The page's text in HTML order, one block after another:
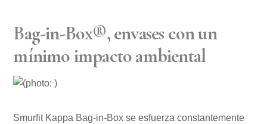
Bag-in-Box®, envases con un
mínimo impacto ambiental
Smurfit Kappa Bag-in-Box se esfuerza constantemente